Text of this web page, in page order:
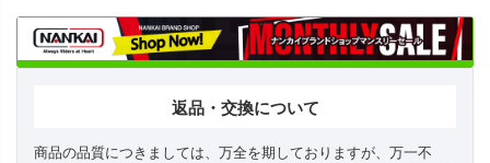
返品・交換について
商品の品質につきましては、万全を期しておりますが、万一不